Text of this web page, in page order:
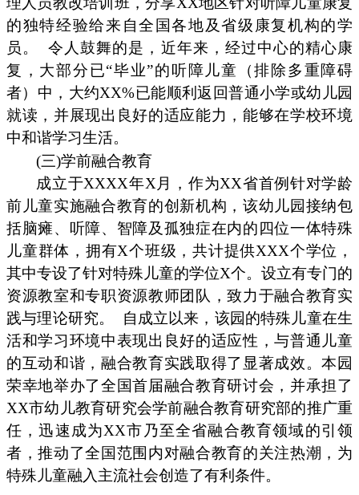
的独特经验给来自全国各地及省级康复机构的学
员。
令人鼓舞的是，近年来，经过中心的精心康
复，大部分已“毕业”的听障儿童（排除多重障碍
者）中，大约XX%已能顺利返回普通小学或幼儿园
就读，并展现出良好的适应能力，能够在学校环境
中和谐学习生活。
(三)学前融合教育
成立于XXXX年X月，作为XX省首例针对学龄
前儿童实施融合教育的创新机构，该幼儿园接纳包
括脑瘫、听障、智障及孤独症在内的四位一体特殊
儿童群体，拥有X个班级，共计提供XXX个学位，
其中专设了针对特殊儿童的学位X个。设立有专门的
资源教室和专职资源教师团队，致力于融合教育实
践与理论研究。
自成立以来，该园的特殊儿童在生
活和学习环境中表现出良好的适应性，与普通儿童
的互动和谐，融合教育实践取得了显著成效。本园
荣幸地举办了全国首届融合教育研讨会，并承担了
XX市幼儿教育研究会学前融合教育研究部的推广重
任，迅速成为XX市乃至全省融合教育领域的引领
者，推动了全国范围内对融合教育的关注热潮，为
特殊儿童融入主流社会创造了有利条件。